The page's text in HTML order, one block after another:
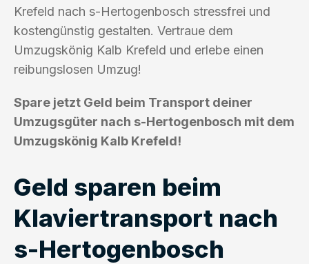
Krefeld nach s-Hertogenbosch stressfrei und
kostengünstig gestalten. Vertraue dem
Umzugskönig Kalb Krefeld und erlebe einen
reibungslosen Umzug!
Spare jetzt Geld beim Transport deiner
Umzugsgüter nach s-Hertogenbosch mit dem
Umzugskönig Kalb Krefeld!
Geld sparen beim
Klaviertransport nach
s-Hertogenbosch